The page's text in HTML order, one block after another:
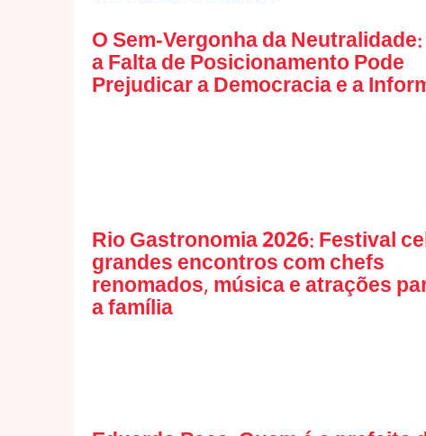
O Sem-Vergonha da
a Falta de Posicionamento Pode
Prejudicar a Democracia e a
Rio Gastronomia 2026: Festival
grandes encontros com chefs
renomados, música e atrações
a família